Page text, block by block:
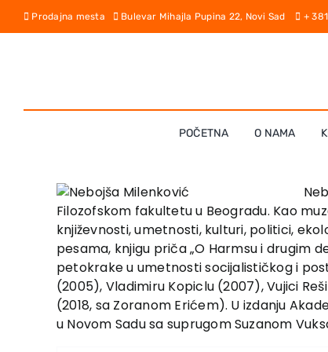
Skip
Prodajna mesta Bulevar Mihajla Pupina 22, Novi Sad +
POČETNA O NAMA
Filozofskom fakultetu u Beogradu. Kao
književnosti, umetnosti, kulturi, politici,
pesama, knjigu priča „O Harmsu i drugim
petokrake u umetnosti socijalističkog i
(2005), Vladimiru Kopiclu (2007), Vujici
(2018, sa Zoranom Erićem). U izdanju
u Novom Sadu sa suprugom Suzanom